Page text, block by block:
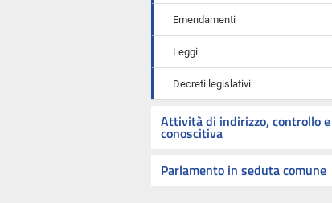
Emendamenti
Leggi
Decreti legislativi
Attività di indirizzo, controllo e
conoscitiva
Parlamento in seduta comune